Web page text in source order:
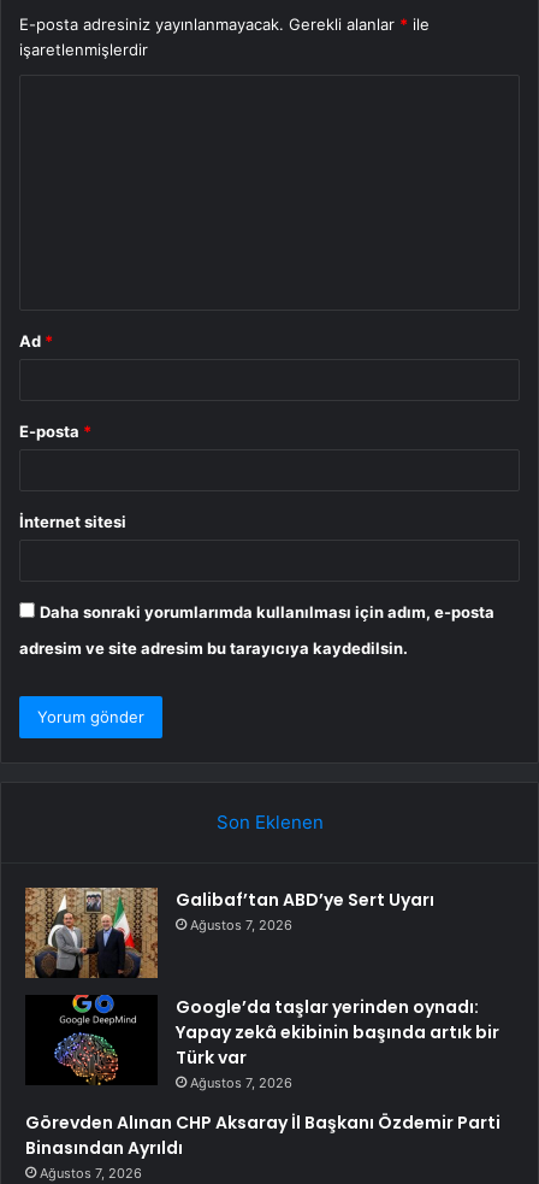
E-posta adresiniz yayınlanmayacak. Gerekli alanlar * ile
işaretlenmişlerdir
Ad *
E-posta *
İnternet sitesi
Daha sonraki yorumlarımda kullanılması için adım, e-posta
adresim ve site adresim bu tarayıcıya kaydedilsin.
Son Eklenen
Galibaf’tan ABD’ye Sert Uyarı
Ağustos 7, 2026
Google’da taşlar yerinden oynadı:
Yapay zekâ ekibinin başında artık bir
Türk var
Ağustos 7, 2026
Görevden Alınan CHP Aksaray İl Başkanı Özdemir Parti
Binasından Ayrıldı
Ağustos 7, 2026